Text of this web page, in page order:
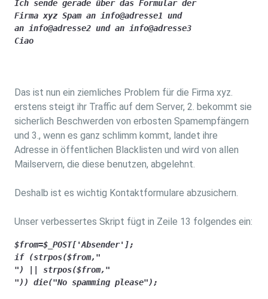
Ich sende gerade über das Formular der
Firma xyz Spam an info@adresse1 und
an info@adresse2 und an info@adresse3
Ciao
Das ist nun ein ziemliches Problem für die Firma xyz.
erstens steigt ihr Traffic auf dem Server, 2. bekommt sie
sicherlich Beschwerden von erbosten Spamempfängern
und 3., wenn es ganz schlimm kommt, landet ihre
Adresse in öffentlichen Blacklisten und wird von allen
Mailservern, die diese benutzen, abgelehnt.
Deshalb ist es wichtig Kontaktformulare abzusichern.
Unser verbessertes Skript fügt in Zeile 13 folgendes ein:
$from=$_POST['Absender'];
if (strpos($from,"
") || strpos($from,"
")) die("No spamming please");